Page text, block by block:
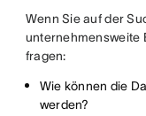
Wenn Sie auf der
unternehmensweite
fragen:
Wie können die
werden?